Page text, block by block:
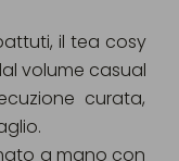
il tea cosy
volume casual
curata,
a mano con